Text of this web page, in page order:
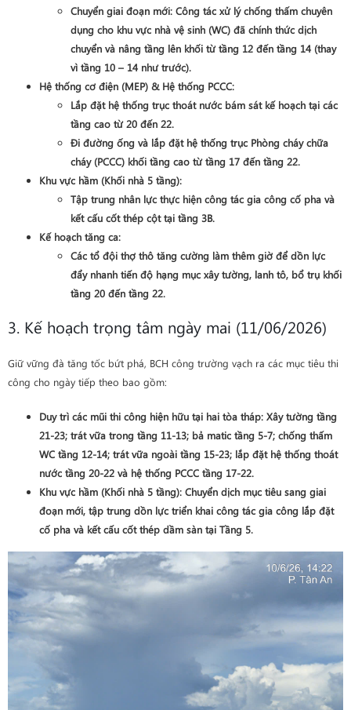
Chuyển giai đoạn mới: Công tác xử lý chống thấm chuyên
dụng cho khu vực nhà vệ sinh (WC) đã chính thức dịch
chuyển và nâng tầng lên khối từtầng 12 đến tầng 14 (thay
vì tầng 10 – 14 như trước).
Hệ thống cơ điện (MEP) & Hệ thống PCCC:
Lắp đặt hệ thống trục thoát nước bám sát kế hoạch tại các
tầng cao từ20 đến 22.
Đi đường ống và lắp đặt hệ thống trục Phòng cháy chữa
cháy (PCCC) khối tầng cao từtầng 17 đến tầng 22.
Khu vực hầm (Khối nhà 5 tầng):
Tập trung nhân lực thực hiện công tác gia công cố pha và
kết cấu cốt thép cột tại tầng 3B.
Kế hoạch tăng ca:
Các tổ đội thợ thô tăng cường làm thêm giờ để dồn lực
đẩy nhanh tiến độ hạng mục xây tường, lanh tô, bổ trụ khối
tầng 20 đến tầng 22.
3. Kế hoạch trọng tâm ngày mai (11/06/2026)
Giữ vững đà tăng tốc bứt phá, BCH công trường vạch ra các mục tiêu thi
công cho ngày tiếp theo bao gồm:
Duy trì các mũi thi công hiện hữu tại hai tòa tháp: Xây tường tầng
21-23; trát vữa trong tầng 11-13; bả matic tầng 5-7; chống thấm
WC tầng 12-14; trát vữa ngoài tầng 15-23; lắp đặt hệ thống thoát
nước tầng 20-22 và hệ thống PCCC tầng 17-22.
Khu vực hầm (Khối nhà 5 tầng): Chuyển dịch mục tiêu sang giai
đoạn mới, tập trung dồn lực triển khai công tác gia công lắp đặt
cố pha và kết cấu cốt thép dầm sàn tại Tầng 5.